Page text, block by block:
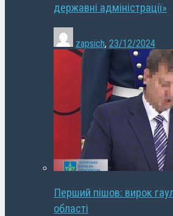
державні адміністрації»
zapsich, 23/12/2024
Перший пішов: вирок
області